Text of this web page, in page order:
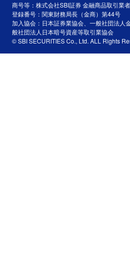
商号等：株式会社SBI証券 金融商品取引業
登録番号：関東財務局長（金商）第44号
加入協会：日本証券業協会、一般社団法人
般社団法人日本暗号資産等取引業協会
© SBI SECURITIES Co., Ltd. ALL Rights